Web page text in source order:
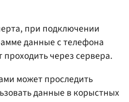
при подключении
данные с телефона
через сервера.
может проследить
данные в корыстных